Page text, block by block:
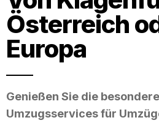
Österreich
Europa
Genießen Sie die
Umzugsservices für